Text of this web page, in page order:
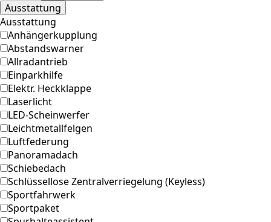
Ausstattung
Ausstattung
Anhängerkupplung
Abstandswarner
Allradantrieb
Einparkhilfe
Elektr. Heckklappe
Laserlicht
LED-Scheinwerfer
Leichtmetallfelgen
Luftfederung
Panoramadach
Schiebedach
Schlüssellose Zentralverriegelung (Keyless)
Sportfahrwerk
Sportpaket